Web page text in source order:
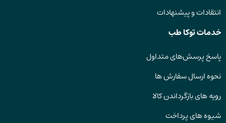
انتقادات و پیشنهادات
خدمات توکا طب
پاسخ پرسش‌های متداول
نحوه ارسال سفارش ها
رویه های بازگرداندن کالا
شیوه های پرداخت